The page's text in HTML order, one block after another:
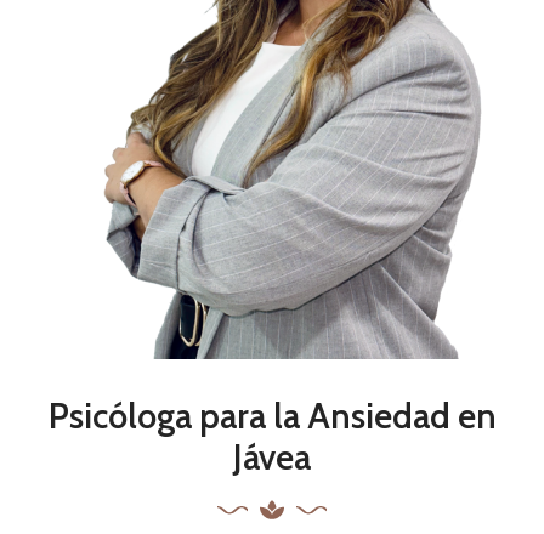
Psicóloga para la Ansiedad en
Jávea